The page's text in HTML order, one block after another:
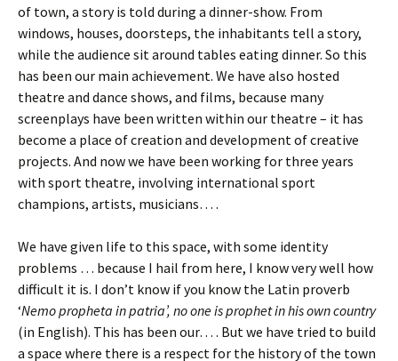
of town, a story is told during a dinner-show. From
windows, houses, doorsteps, the inhabitants tell a story,
while the audience sit around tables eating dinner. So this
has been our main achievement. We have also hosted
theatre and dance shows, and films, because many
screenplays have been written within our theatre – it has
become a place of creation and development of creative
projects. And now we have been working for three years
with sport theatre, involving international sport
champions, artists, musicians… .
We have given life to this space, with some identity
problems … because I hail from here, I know very well how
difficult it is. I don’t know if you know the Latin proverb
‘Nemo propheta in patria’, no one is prophet in his own country
(in English). This has been our… . But we have tried to build
a space where there is a respect for the history of the town